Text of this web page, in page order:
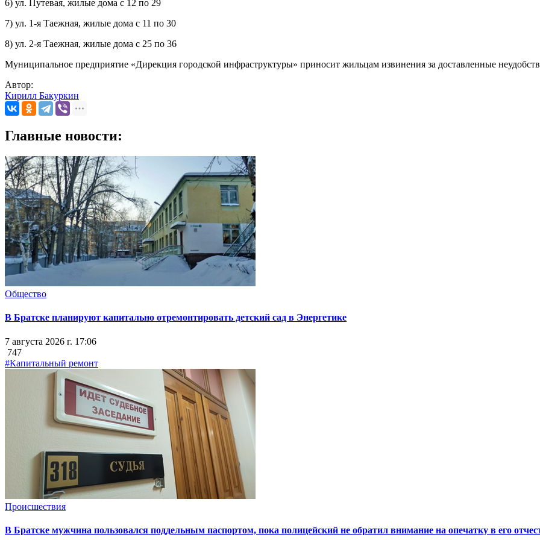
6) ул. Путевая, жилые дома с 12 по 29
7) ул. 1-я Таежная, жилые дома с 11 по 30
8) ул. 2-я Таежная, жилые дома с 25 по 36
Муниципальное предприятие «Дирекция городской инфраструктуры» приносит жильцам извинения за доставленные
Автор:
Кирилл Бакуркин
Главные новости:
Общество
В Братске планируют капитально отремонтировать детский сад в Энергетике
7 августа 2026 г. 17:06
747
#Капитальный ремонт
Происшествия
В Братске мужчина пользовался поддельным паспортом, пока полицейский не обратил внимание на опечатку в его